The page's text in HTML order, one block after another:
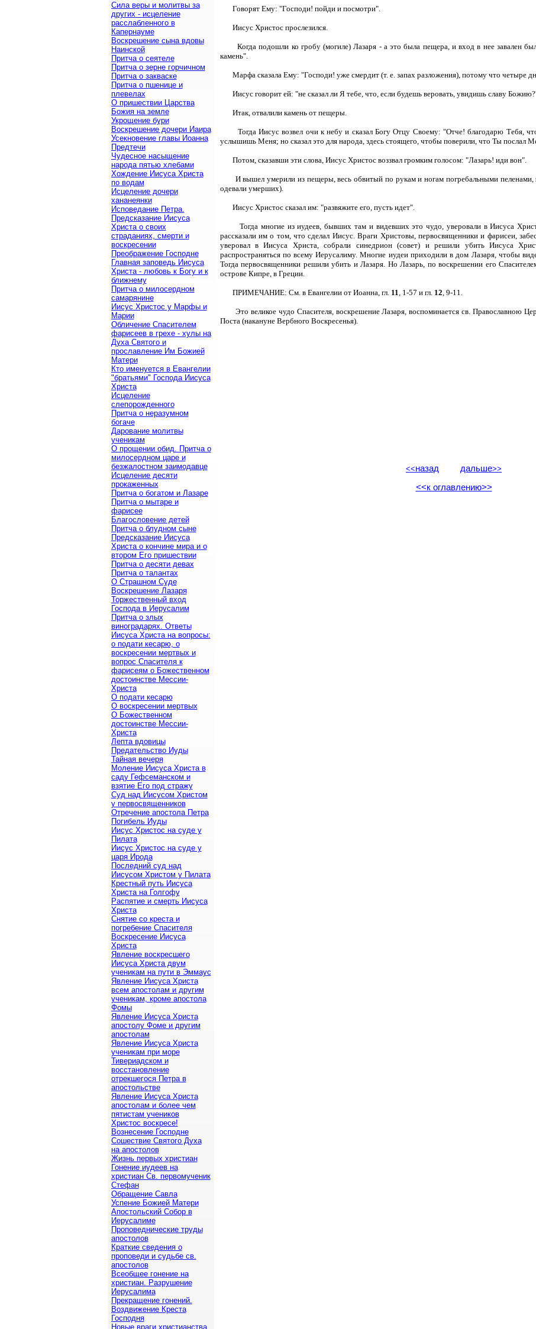
Говорят Ему: "Господи! пойди и посмотри".
Иисус Христос прослезился.
Когда подошли ко гробу (могиле) Лазаря - а это была пещера, и вход в нее завален
камень".
Марфа сказала Ему: "Господи! уже смердит (т. е. запах разложения), потому что четыре
Иисус говорит ей: "не сказал ли Я тебе, что, если будешь веровать, увидишь славу
Итак, отвалили камень от пещеры.
Тогда Иисус возвел очи к небу и сказал Богу Отцу Своему: "Отче! благодарю Тебя,
услышишь Меня; но сказал это для народа, здесь стоящего, чтобы поверили, что Ты послал
Потом, сказавши эти слова, Иисус Христос воззвал громким голосом: "Лазарь! иди вон".
И вышел умерили из пещеры, весь обвитый по рукам и ногам погребальными пеленами,
одевали умерших).
Иисус Христос сказал им: "развяжите его, пусть идет".
Тогда многие из иудеев, бывших там и видевших это чудо, уверовали в Иисуса
рассказали им о том, что сделал Иисус. Враги Христовы, первосвященники и фарисеи,
уверовал в Иисуса Христа, собрали синедрион (совет) и решили убить Иисуса
распространяться по всему Иерусалиму. Многие иудеи приходили в дом Лазаря, чтобы
Тогда первосвященники решили убить и Лазаря. Но Лазарь, по воскрешении его
острове Кипре, в Греции.
ПРИМЕЧАНИЕ: См. в Евангелии от Иоанна, гл. 11, 1-57 и гл. 12, 9-11.
Это великое чудо Спасителя, воскрешение Лазаря, воспоминается св. Православною
Поста (накануне Вербного Воскресенья).
<<назад дальше>>
<<к оглавлению>>
Сила веры и молитвы за
других - исцеление
расслабленного в
Капернауме
Воскрешение сына вдовы
Наинской
Притча о сеятеле
Притча о зерне горчичном
Притча о закваске
Притча о пшенице и
плевелах
О пришествии Царства
Божия на земле
Укрощение бури
Воскрешение дочери Иаира
Усекновение главы Иоанна
Предтечи
Чудесное насыщение
народа пятью хлебами
Хождение Иисуса Христа
по водам
Исцеление дочери
хананеянки
Исповедание Петра.
Предсказание Иисуса
Христа о своих
страданиях, смерти и
воскресении
Преображение Господне
Главная заповедь Иисуса
Христа - любовь к Богу и к
ближнему
Притча о милосердном
самарянине
Иисус Христос у Марфы и
Марии
Обличение Спасителем
фарисеев в грехе - хулы на
Духа Святого и
прославление Им Божией
Матери
Кто именуется в Евангелии
"братьями" Господа Иисуса
Христа
Исцеление
слепорожденного
Притча о неразумном
богаче
Дарование молитвы
ученикам
О прощении обид. Притча о
милосердном царе и
безжалостном заимодавце
Исцеление десяти
прокаженных
Притча о богатом и Лазаре
Притча о мытаре и
фарисее
Благословение детей
Притча о блудном сыне
Предсказание Иисуса
Христа о кончине мира и о
втором Его пришествии
Притча о десяти девах
Притча о талантах
О Страшном Суде
Воскрешение Лазаря
Торжественный вход
Господа в Иерусалим
Притча о злых
виноградарях. Ответы
Иисуса Христа на вопросы:
о подати кесарю, о
воскресении мертвых и
вопрос Спасителя к
фарисеям о Божественном
достоинстве Мессии-
Христа
О подати кесарю
О воскресении мертвых
О Божественном
достоинстве Мессии-
Христа
Лепта вдовицы
Предательство Иуды
Тайная вечеря
Моление Иисуса Христа в
саду Гефсеманском и
взятие Его под стражу
Суд над Иисусом Христом
у первосвященников
Отречение апостола Петра
Погибель Иуды
Иисус Христос на суде у
Пилата
Иисус Христос на суде у
царя Ирода
Последний суд над
Иисусом Христом у Пилата
Крестный путь Иисуса
Христа на Голгофу
Распятие и смерть Иисуса
Христа
Снятие со креста и
погребение Спасителя
Воскресение Иисуса
Христа
Явление воскресшего
Иисуса Христа двум
ученикам на пути в Эммаус
Явление Иисуса Христа
всем апостолам и другим
ученикам, кроме апостола
Фомы
Явление Иисуса Христа
апостолу Фоме и другим
апостолам
Явление Иисуса Христа
ученикам при море
Тивериадском и
восстановление
отрекшегося Петра в
апостольстве
Явление Иисуса Христа
апостолам и более чем
пятистам учеников
Христос воскресе!
Вознесение Господне
Сошествие Святого Духа
на апостолов
Жизнь первых христиан
Гонение иудеев на
христиан Св. первомученик
Стефан
Обращение Савла
Успение Божией Матери
Апостольский Собор в
Иерусалиме
Проповеднические труды
апостолов
Краткие сведения о
проповеди и судьбе св.
апостолов
Всеобщее гонение на
христиан. Разрушение
Иерусалима
Прекращение гонений.
Воздвижение Креста
Господня
Новые враги христианства